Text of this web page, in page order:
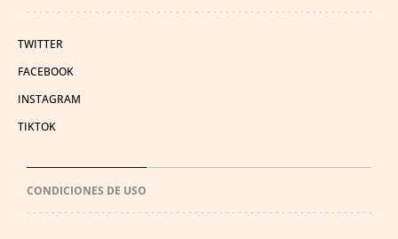
TWITTER
FACEBOOK
INSTAGRAM
TIKTOK
CONDICIONES DE USO